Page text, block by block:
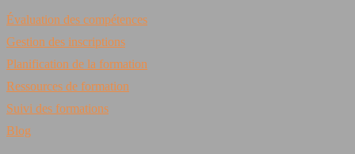
Évaluation des compétences
Gestion des inscriptions
Planification de la formation
Ressources de formation
Suivi des formations
Blog